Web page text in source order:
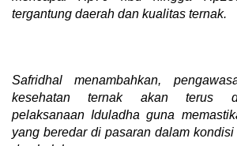
tergantung daerah dan kualitas ternak.
Safridhal menambahkan,
kesehatan ternak akan terus
pelaksanaan Iduladha guna
yang beredar di pasaran dalam kondisi